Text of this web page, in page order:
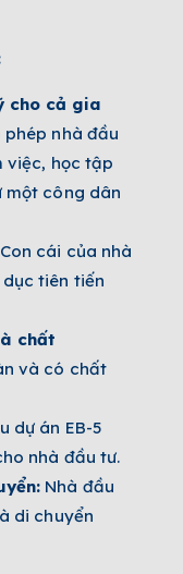
cho cả gia
phép nhà đầu
việc, học tập
một công dân
cái của nhà
tiên tiến
chất
và có chất
dự án EB-5
nhà đầu tư.
Nhà đầu
di chuyển